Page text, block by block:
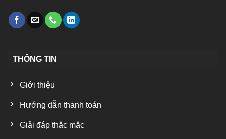
THÔNG TIN
Giới thiệu
Hướng dẫn thanh toán
Giải đáp thắc mắc